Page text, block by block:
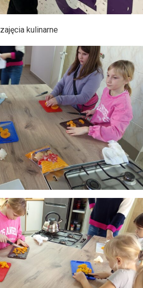
zajęcia kulinarne